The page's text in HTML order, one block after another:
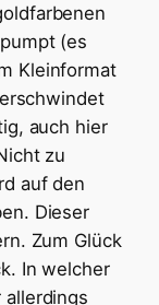
(es
Kleinformat
auch hier
zu
auf den
Dieser
Zum Glück
In welcher
allerdings